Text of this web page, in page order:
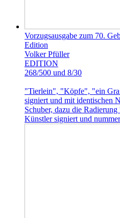
Vorzugsausgabe zum 70.
Edition
Volker Pfüller
EDITION
268/500 und 8/30
"Tierlein", "Köpfe", "ein
signiert und mit identischen
Schuber, dazu die
Künstler signiert und